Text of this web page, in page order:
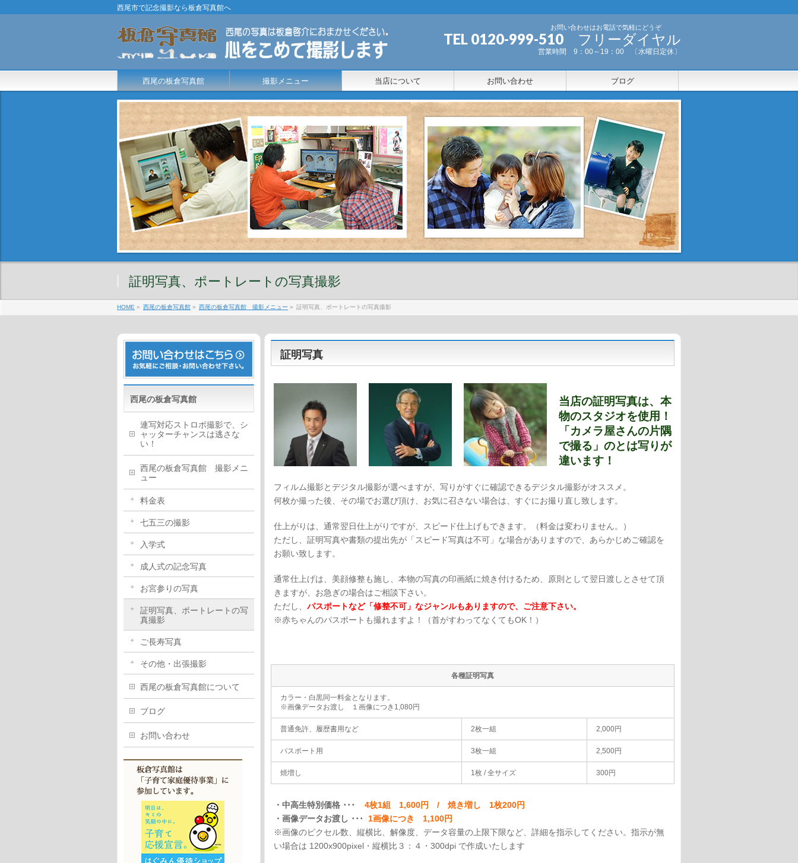
西尾市で記念撮影なら板倉写真館へ
お問い合わせはお電話で気軽にどうぞ
TEL 0120-999-510 フリーダイヤル
営業時間 9：00～19：00 〔水曜日定休〕
西尾の板倉写真館 撮影メニュー 当店について お問い合わせ ブログ
証明写真、ポートレートの写真撮影
HOME » 西尾の板倉写真館 » 西尾の板倉写真館 撮影メニュー » 証明写真、ポートレートの写真撮影
証明写真
当店の証明写真は、本
物のスタジオを使用！
「カメラ屋さんの片隅
で撮る」のとは写りが
違います！
フィルム撮影とデジタル撮影が選べますが、写りがすぐに確認できるデジタル撮影がオススメ。
何枚か撮った後、その場でお選び頂け、お気に召さない場合は、すぐにお撮り直し致します。
仕上がりは、通常翌日仕上がりですが、スピード仕上げもできます。（料金は変わりません。）
ただし、証明写真や書類の提出先が「スピード写真は不可」な場合がありますので、あらかじめご確認を
お願い致します。
通常仕上げは、美顔修整も施し、本物の写真の印画紙に焼き付けるため、原則として翌日渡しとさせて頂
きますが、お急ぎの場合はご相談下さい。
ただし、 パスポートなど「修整不可」なジャンルもありますので、ご注意下さい。
※赤ちゃんのパスポートも撮れますよ！（首がすわってなくてもOK！）
各種証明写真
カラー・白黒同一料金となります。
※画像データお渡し １画像につき1,080円
普通免許、履歴書用など 2枚一組 2,000円
パスポート用 3枚一組 2,500円
焼増し 1枚 / 全サイズ 300円
・中高生特別価格 ･･･ 4枚1組 1,600円 / 焼き増し 1枚200円
・画像データお渡し ･･･ 1画像につき 1,100円
※画像のピクセル数、縦横比、解像度、データ容量の上限下限など、詳細を指示してください。指示が無
い場合は 1200x900pixel・縦横比３：４・300dpi で作成いたします
西尾の板倉写真館
連写対応ストロボ撮影で、シ
ャッターチャンスは逃さな
い！
西尾の板倉写真館 撮影メニ
ュー
料金表
七五三の撮影
入学式
成人式の記念写真
お宮参りの写真
証明写真、ポートレートの写
真撮影
ご長寿写真
その他・出張撮影
西尾の板倉写真館について
ブログ
お問い合わせ